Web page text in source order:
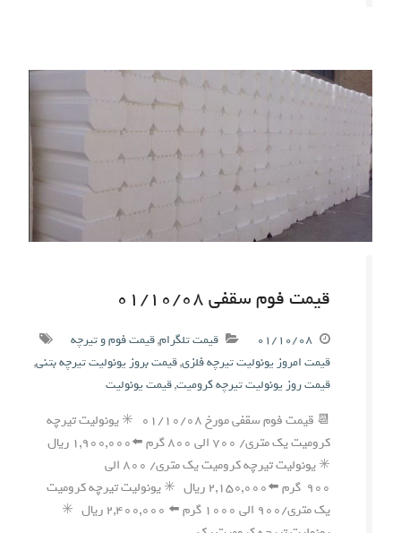
قیمت فوم سقفی ۰۱/۱۰/۰۸
۰۱/۱۰/۰۸ قیمت تلگرام,قیمت فوم و تیرچه
قیمت امروز یونولیت تیرچه فلزی,قیمت بروز یونولیت تیرچه بتنی,
قیمت روز یونولیت تیرچه کرومیت,قیمت یونولیت
📆 قیمت فوم سقفی مورخ ۰۱/۱۰/۰۸ ✳️ یونولیت تیرچه
کرومیت یک متری/ ۷۰۰ الی ۸۰۰ گرم ⬅️۱,۹۰۰,۰۰۰ ریال
✳️ یونولیت تیرچه کرومیت یک متری/ ۸۰۰ الی
۹۰۰ گرم ⬅️۲,۱۵۰,۰۰۰ ریال ✳️ یونولیت تیرچه کرومیت
یک متری/۹۰۰ الی ۱۰۰۰ گرم ⬅️ ۲,۴۰۰,۰۰۰ ریال ✳️